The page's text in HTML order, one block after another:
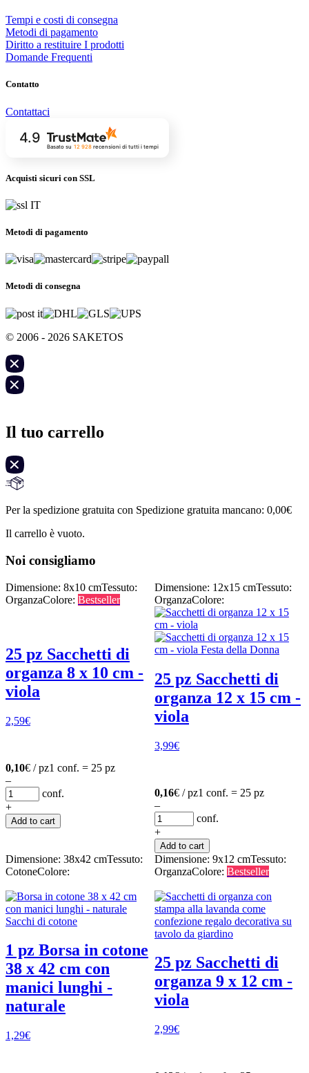
Tempi e costi di consegna
Metodi di pagamento
Diritto a restituire I prodotti
Domande Frequenti
Contatto
Contattaci
4.9
Basato su 12 928recensioni di tutti i tempi
Acquisti sicuri con SSL
Metodi di pagamento
Metodi di consegna
© 2006 - 2026 SAKETOS
Il tuo carrello
Per la spedizione gratuita con Spedizione gratuita mancano: 0,00€
Il carrello è vuoto.
Noi consigliamo
Dimensione: 8x10 cmTessuto:
OrganzaColore: Bestseller
25 pz Sacchetti di
organza 8 x 10 cm -
viola
2,59€
0,10€ / pz1 conf. = 25 pz
–
conf.
+
Add to cart
Dimensione: 12x15 cmTessuto:
OrganzaColore:
25 pz Sacchetti di
organza 12 x 15 cm -
viola
3,99€
0,16€ / pz1 conf. = 25 pz
–
conf.
+
Add to cart
Dimensione: 38x42 cmTessuto:
CotoneColore:
1 pz Borsa in cotone
38 x 42 cm con
manici lunghi -
naturale
1,29€
Dimensione: 9x12 cmTessuto:
OrganzaColore: Bestseller
25 pz Sacchetti di
organza 9 x 12 cm -
viola
2,99€